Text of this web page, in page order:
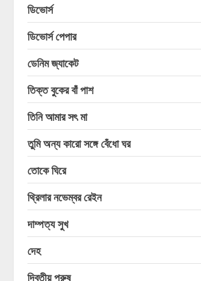
ডিভোর্স
ডিভোর্স পেপার
ডেনিম জ্যাকেট
তিক্ত বুকের বাঁ পাশ
তিনি আমার সৎ মা
তুমি অন্য কারো সঙ্গে বেঁধো ঘর
তোকে ঘিরে
থ্রিলার নভেম্বর রেইন
দাম্পত্য সুখ
দেহ
দ্বিতীয় পুরুষ